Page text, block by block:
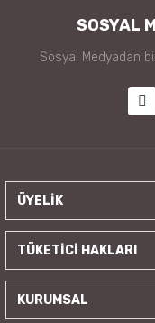
SOSYAL
Sosyal Medyadan
ÜYELİK
TÜKETİCİ HAKLARI
KURUMSAL